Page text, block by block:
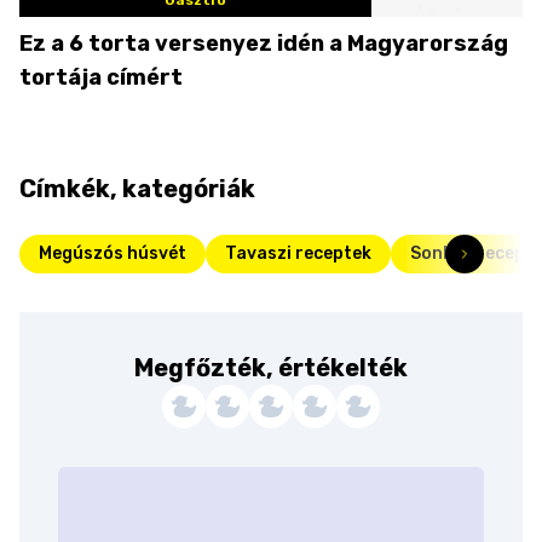
Ez a 6 torta versenyez idén a Magyarország
tortája címért
Címkék, kategóriák
Megúszós húsvét Tavaszi receptek Sonkás
Megfőzték, értékelték